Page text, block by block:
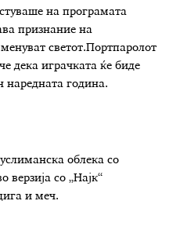
на програмата
признание на
светот.Портпаролот
дека играчката ќе биде
наредната година.
облека со
верзија со „Најк“
и меч.